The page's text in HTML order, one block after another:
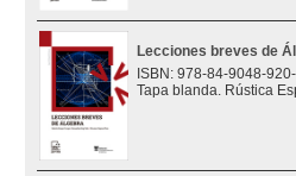
Lecciones breves de
ISBN: 978-84-9048-
Tapa blanda. Rústica